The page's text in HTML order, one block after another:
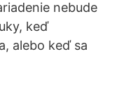
nebude
keď
alebo keď sa